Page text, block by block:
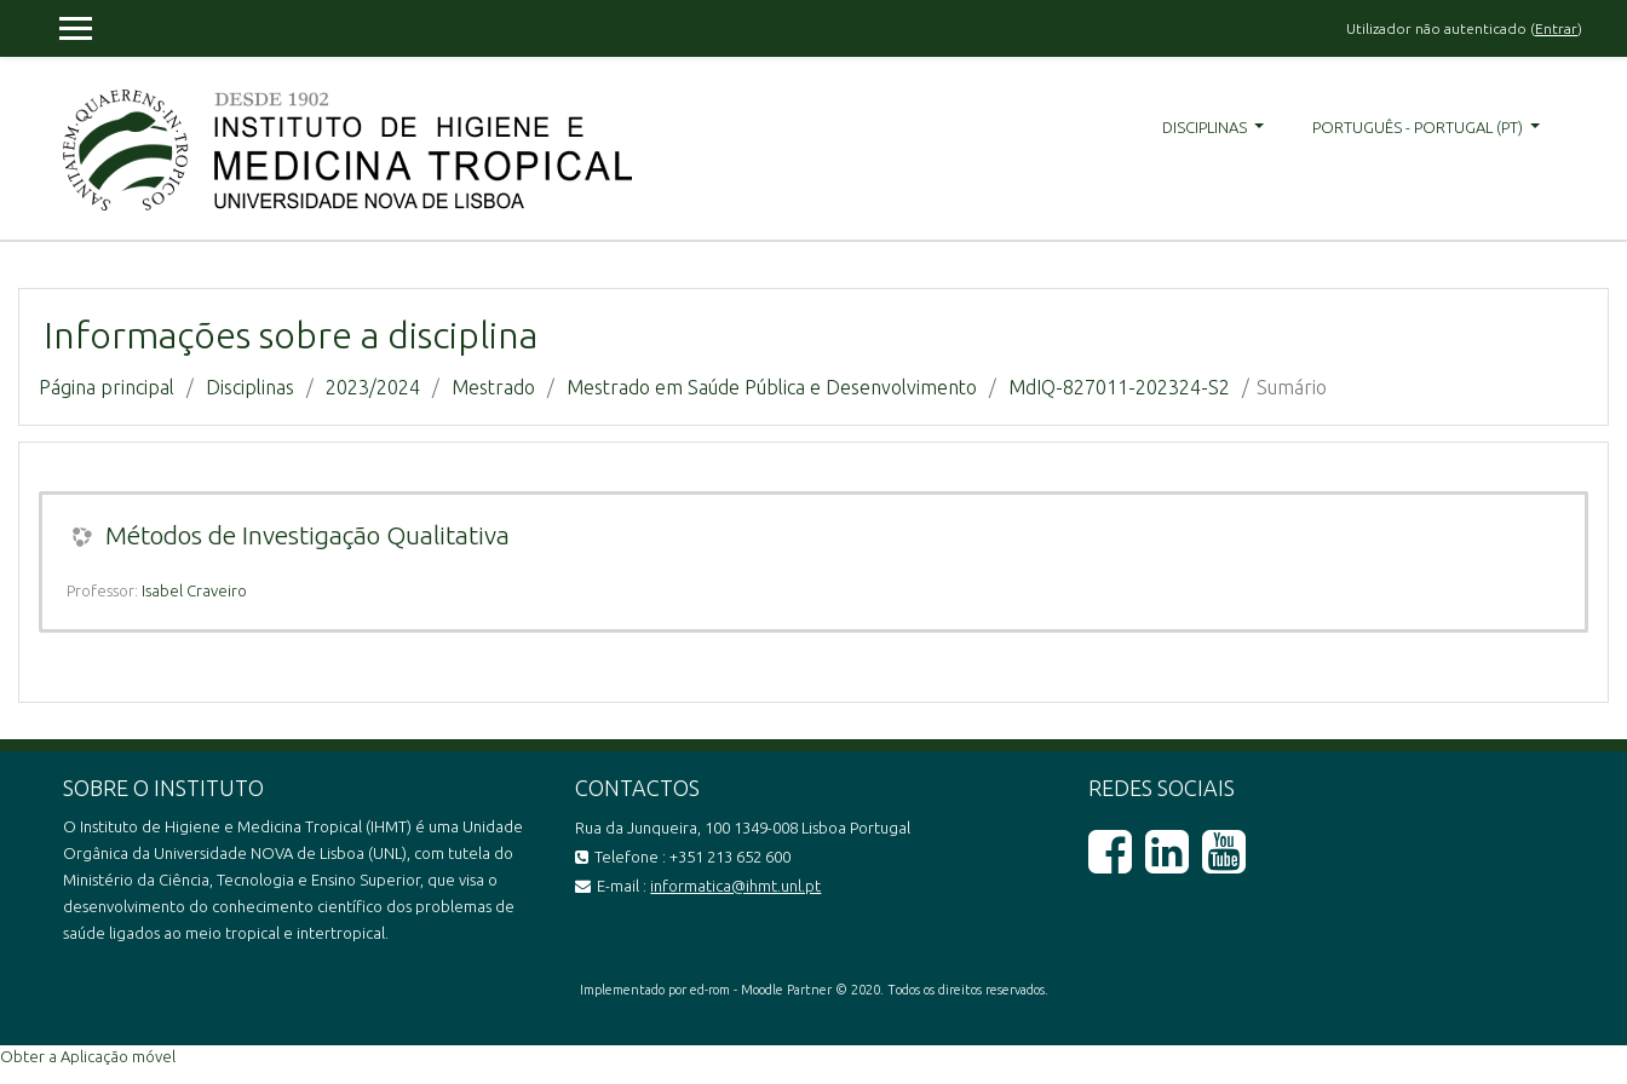
Utilizador não autenticado (Entrar)
DISCIPLINAS PORTUGUÊS - PORTUGAL ‎(PT)‎
Informações sobre a disciplina
Página principal Disciplinas 2023/2024 Mestrado Mestrado em Saúde Pública e Desenvolvimento MdIQ-827011-202324-S2 Sumário
Métodos de Investigação Qualitativa
Professor: Isabel Craveiro
SOBRE O INSTITUTO
O Instituto de Higiene e Medicina Tropical (IHMT) é uma Unidade
Orgânica da Universidade NOVA de Lisboa (UNL), com tutela do
Ministério da Ciência, Tecnologia e Ensino Superior, que visa o
desenvolvimento do conhecimento científico dos problemas de
saúde ligados ao meio tropical e intertropical.
CONTACTOS
Rua da Junqueira, 100 1349-008 Lisboa Portugal
Telefone : +351 213 652 600
E-mail : informatica@ihmt.unl.pt
REDES SOCIAIS
Implementado por ed-rom - Moodle Partner © 2020. Todos os direitos reservados.
Obter a Aplicação móvel